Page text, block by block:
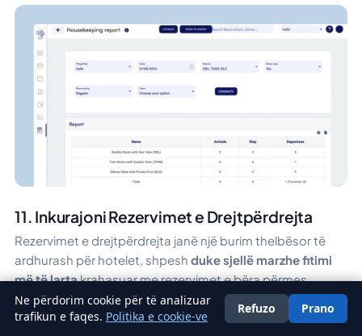
11. Inkurajoni Rezervimet e Drejtpërdrejta
Rezervimet e drejtpërdrejta janë një burim thelbësor të
ardhurash për hotelet, shpesh duke sjellë marzhe fitimi
më të lartakrahasuar me rezervimet e bëra përmes
platformave të palëve të treta.
Ne përdorim cookie për të analizuar
trafikun e faqes. Politika e cookie-ve
Refuzo Prano
Shqip